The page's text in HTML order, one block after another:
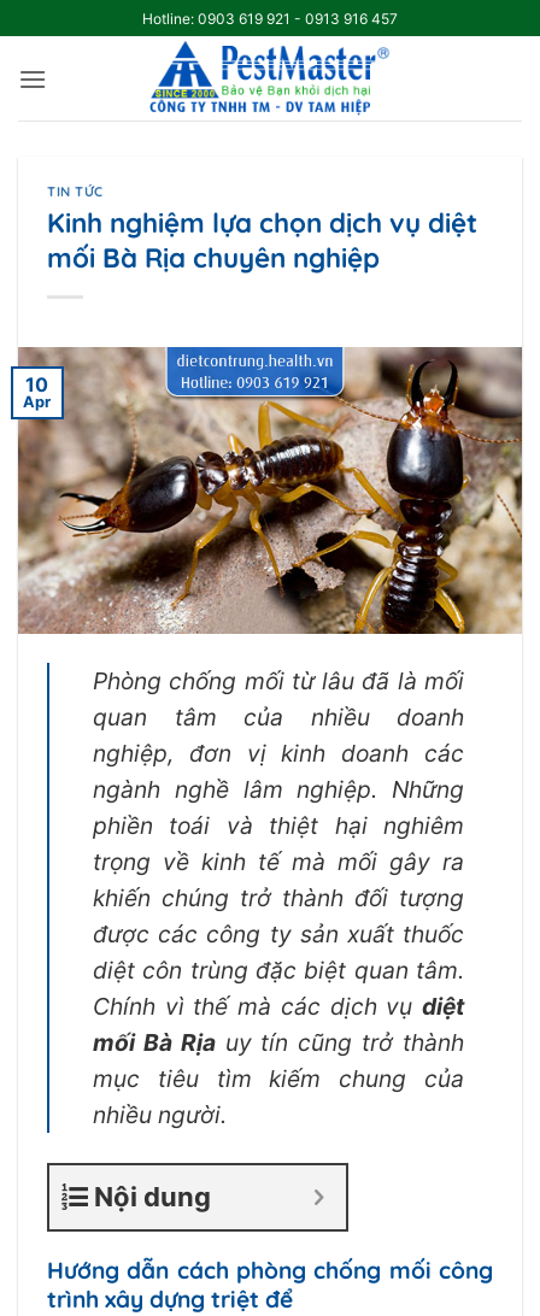
to
content
Hotline: 0903 619 921 - 0913 916 457
TIN TỨC
Kinh nghiệm lựa chọn dịch vụ diệt
mối Bà Rịa chuyên nghiệp
10
Apr
Phòng chống mối từ lâu đã là mối
quan tâm của nhiều doanh
nghiệp, đơn vị kinh doanh các
ngành nghề lâm nghiệp. Những
phiền toái và thiệt hại nghiêm
trọng về kinh tế mà mối gây ra
khiến chúng trở thành đối tượng
được các công ty sản xuất thuốc
diệt côn trùng đặc biệt quan tâm.
Chính vì thế mà các dịch vụ diệt
mối Bà Rịauy tín cũng trở thành
mục tiêu tìm kiếm chung của
nhiều người.
Nội dung
Hướng dẫn cách phòng chống mối công
trình xây dựng triệt để